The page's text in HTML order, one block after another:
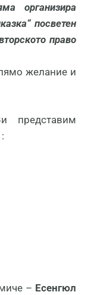
организира
посветен
право
желание и
представим
– Есенгюл